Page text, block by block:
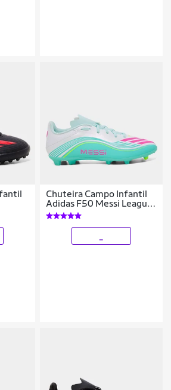
Chuteira Campo Infantil
Adidas F50 Messi League
FG